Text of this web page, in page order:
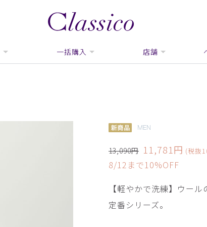
一括購入 店舗
MEN
13,090円 11,781円 (税抜
8/12まで10%OFF
【軽やかで洗練】ウー
定番シリーズ。